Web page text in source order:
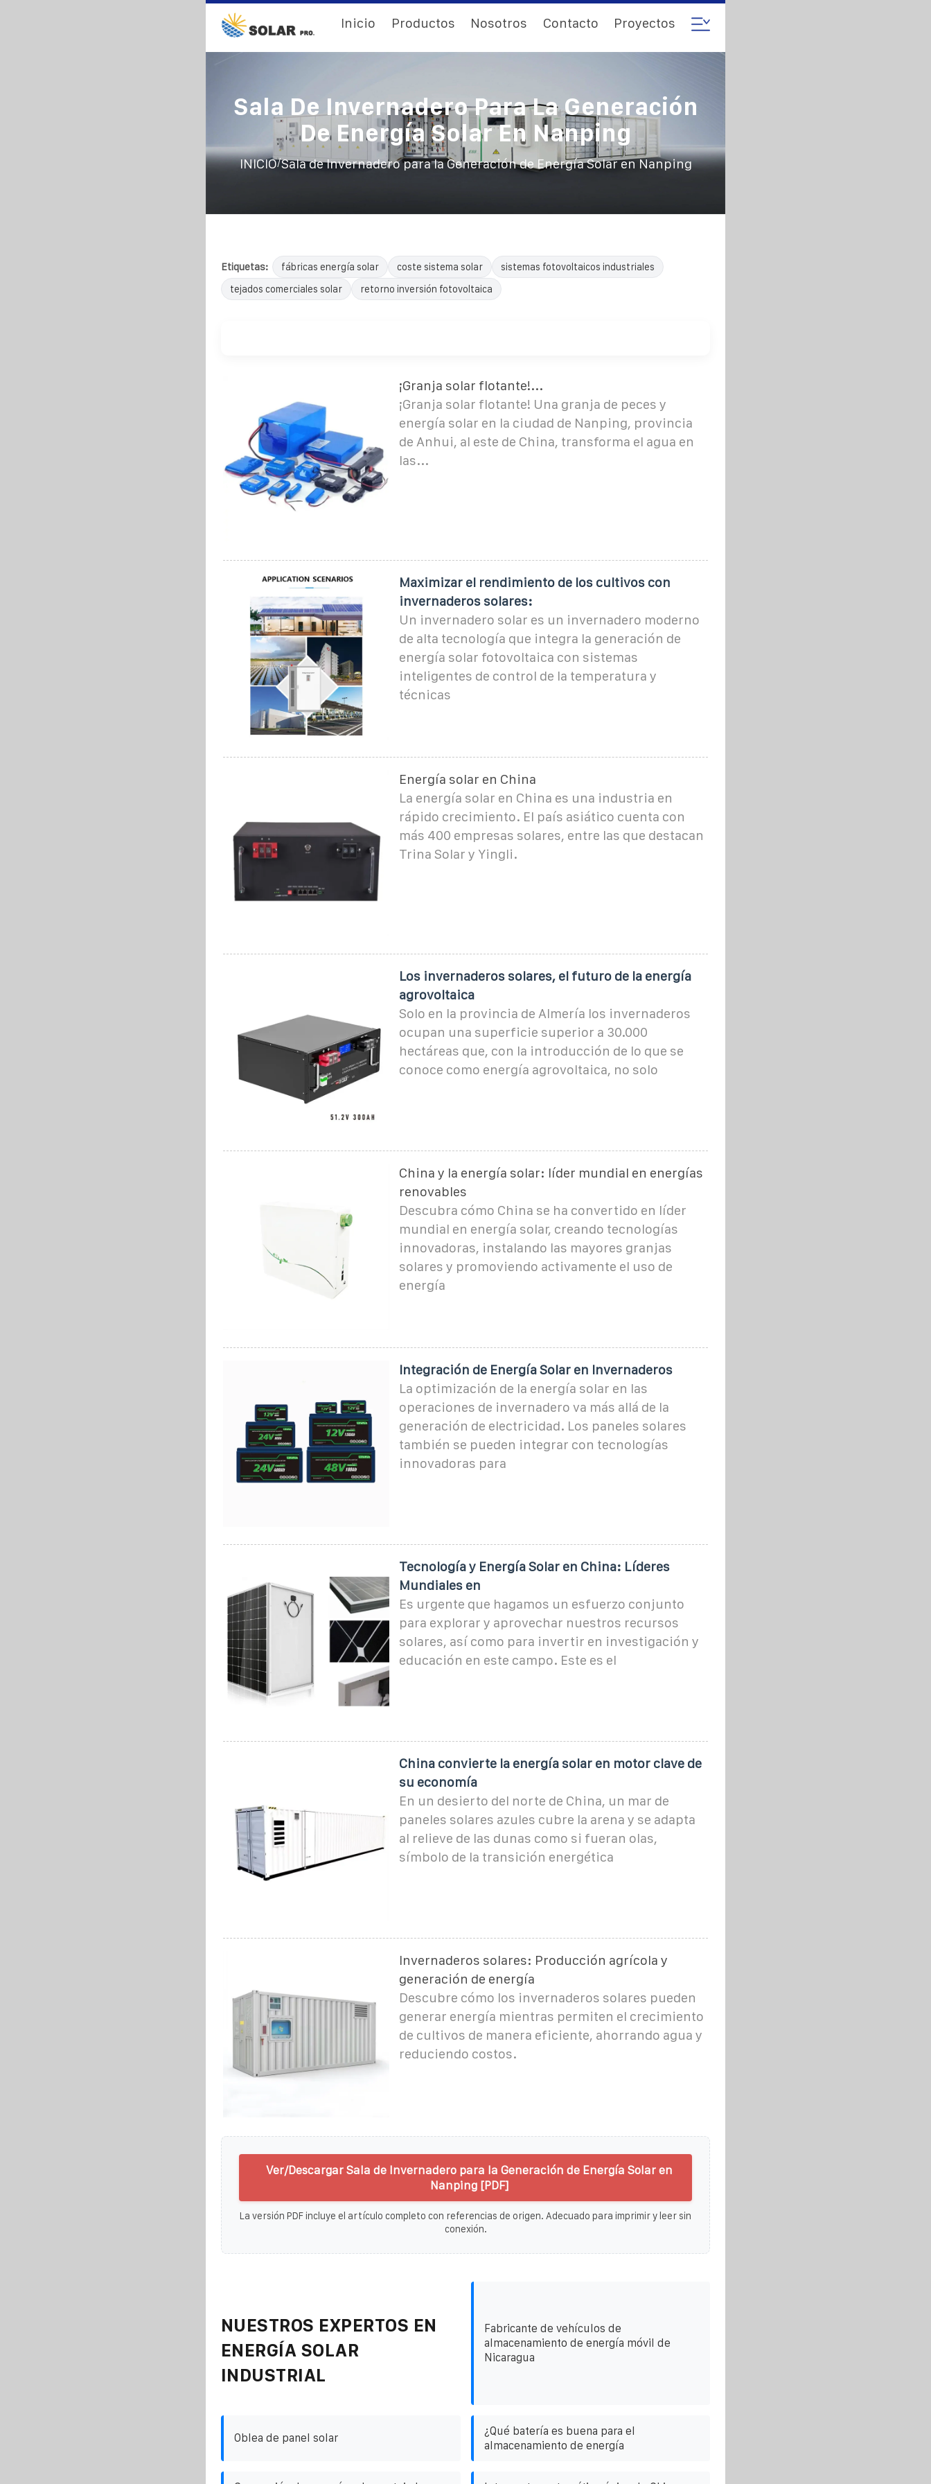
Inicio Productos Nosotros Contacto Proyectos
Sala De Invernadero Para La Generación
De Energía Solar En Nanping
INICIO/Sala de Invernadero para la Generación de Energía Solar en Nanping
Etiquetas: fábricas energía solar coste sistema solar
sistemas fotovoltaicos industriales
tejados comerciales solar
retorno inversión fotovoltaica
¡Granja solar flotante!...
¡Granja solar flotante! Una granja de peces y
energía solar en la ciudad de Nanping, provincia
de Anhui, al este de China, transforma el agua en
las...
Maximizar el rendimiento de los cultivos con
invernaderos solares:
Un invernadero solar es un invernadero moderno
de alta tecnología que integra la generación de
energía solar fotovoltaica con sistemas
inteligentes de control de la temperatura y
técnicas
Energía solar en China
La energía solar en China es una industria en
rápido crecimiento. El país asiático cuenta con
más 400 empresas solares, entre las que destacan
Trina Solar y Yingli.
Los invernaderos solares, el futuro de la energía
agrovoltaica
Solo en la provincia de Almería los invernaderos
ocupan una superficie superior a 30.000
hectáreas que, con la introducción de lo que se
conoce como energía agrovoltaica, no solo
China y la energía solar: líder mundial en energías
renovables
Descubra cómo China se ha convertido en líder
mundial en energía solar, creando tecnologías
innovadoras, instalando las mayores granjas
solares y promoviendo activamente el uso de
energía
Integración de Energía Solar en Invernaderos
La optimización de la energía solar en las
operaciones de invernadero va más allá de la
generación de electricidad. Los paneles solares
también se pueden integrar con tecnologías
innovadoras para
Tecnología y Energía Solar en China: Líderes
Mundiales en
Es urgente que hagamos un esfuerzo conjunto
para explorar y aprovechar nuestros recursos
solares, así como para invertir en investigación y
educación en este campo. Este es el
China convierte la energía solar en motor clave de
su economía
En un desierto del norte de China, un mar de
paneles solares azules cubre la arena y se adapta
al relieve de las dunas como si fueran olas,
símbolo de la transición energética
Invernaderos solares: Producción agrícola y
generación de energía
Descubre cómo los invernaderos solares pueden
generar energía mientras permiten el crecimiento
de cultivos de manera eficiente, ahorrando agua y
reduciendo costos.
Ver/Descargar Sala de Invernadero para la Generación de Energía Solar en
Nanping [PDF]
La versión PDF incluye el artículo completo con referencias de origen. Adecuado para imprimir y leer sin
conexión.
NUESTROS EXPERTOS EN
ENERGÍA SOLAR
INDUSTRIAL
Fabricante de vehículos de
almacenamiento de energía móvil de
Nicaragua
Oblea de panel solar
¿Qué batería es buena para el
almacenamiento de energía